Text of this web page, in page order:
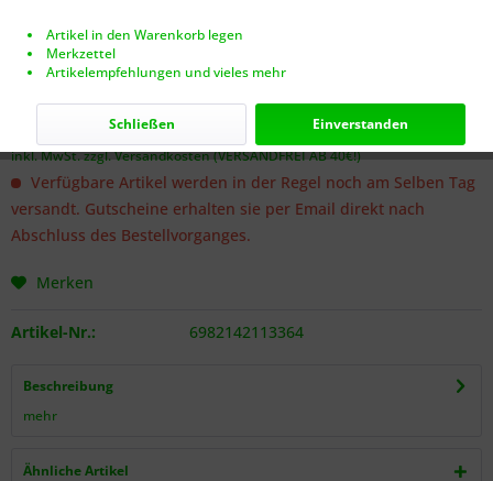
Dieser Artikel steht derzeit nicht zur Verfügung!
5,00 € *
inkl. MwSt.zzgl. Versandkosten (VERSANDFREI AB 40€!)
Verfügbare Artikel werden in der Regel noch am Selben Tag
versandt. Gutscheine erhalten sie per Email direkt nach
Abschluss des Bestellvorganges.
Merken
Artikel-Nr.: 6982142113364
Beschreibung
mehr
Ähnliche Artikel
Artikel in den Warenkorb legen
Merkzettel
Artikelempfehlungen und vieles mehr
Einverstanden
Schließen